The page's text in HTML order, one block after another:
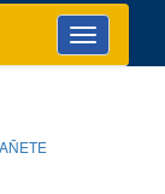
Toggle
navigation